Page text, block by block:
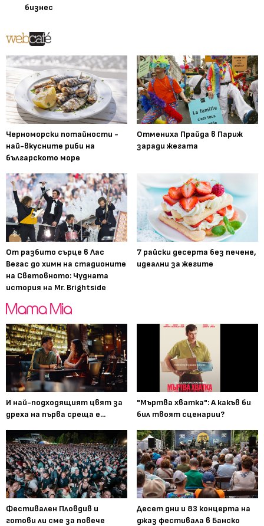
бизнес
Черноморски потайности -
най-вкусните риби на
българското море
Отмениха Прайда в Париж
заради жегата
От разбито сърце в Лас
Вегас до химн на стадионите
на Световното: Чудната
история на Mr. Brightside
7 райски десерта без печене,
идеални за жегите
И най-подходящият цвят за
дреха на първа среща е...
"Мъртва хватка": А какъв би
бил твоят сценарии?
Фестивален Пловдив и
готови ли сме за повече
Десет дни и 83 концерта на
джаз фестивала в Банско